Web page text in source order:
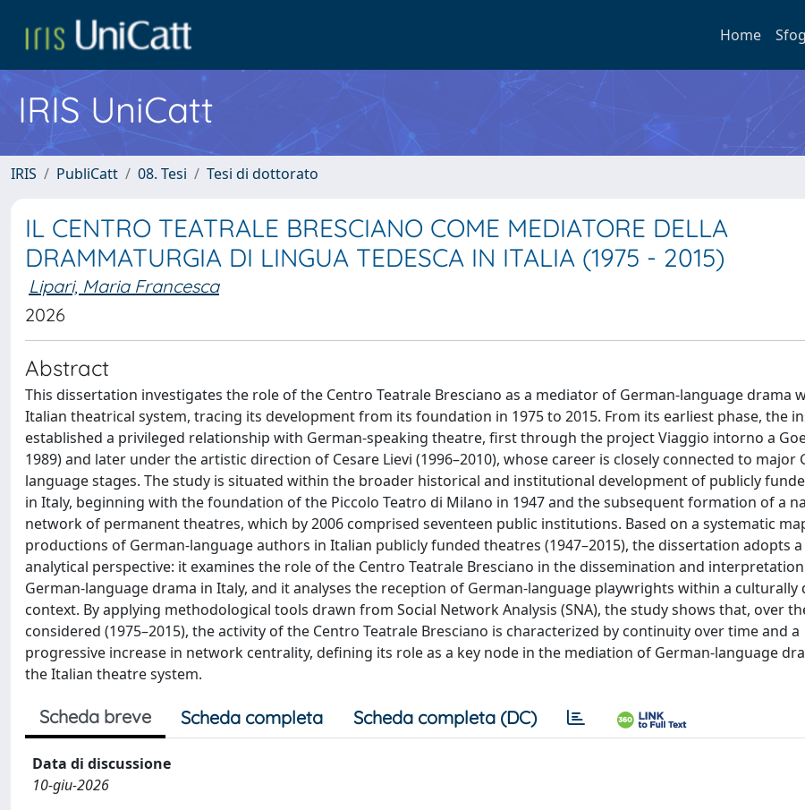
Home
IRIS UniCatt
IRIS PubliCatt 08. Tesi Tesi di dottorato
IL CENTRO TEATRALE BRESCIANO COME MEDIATORE DELLA
DRAMMATURGIA DI LINGUA TEDESCA IN ITALIA (1975 - 2015)
Lipari, Maria Francesca
2026
Abstract
This dissertation investigates the role of the Centro Teatrale Bresciano as a mediator of German-language drama
Italian theatrical system, tracing its development from its foundation in 1975 to 2015. From its earliest phase, the
established a privileged relationship with German-speaking theatre, first through the project Viaggio intorno a
1989) and later under the artistic direction of Cesare Lievi (1996–2010), whose career is closely connected to major
language stages. The study is situated within the broader historical and institutional development of publicly
in Italy, beginning with the foundation of the Piccolo Teatro di Milano in 1947 and the subsequent formation of a
network of permanent theatres, which by 2006 comprised seventeen public institutions. Based on a systematic
productions of German-language authors in Italian publicly funded theatres (1947–2015), the dissertation adopts
analytical perspective: it examines the role of the Centro Teatrale Bresciano in the dissemination and
German-language drama in Italy, and it analyses the reception of German-language playwrights within a culturally
context. By applying methodological tools drawn from Social Network Analysis (SNA), the study shows that, over
considered (1975–2015), the activity of the Centro Teatrale Bresciano is characterized by continuity over time and a
progressive increase in network centrality, defining its role as a key node in the mediation of German-language
the Italian theatre system.
Scheda breve Scheda completa Scheda completa (DC)
Data di discussione
10-giu-2026